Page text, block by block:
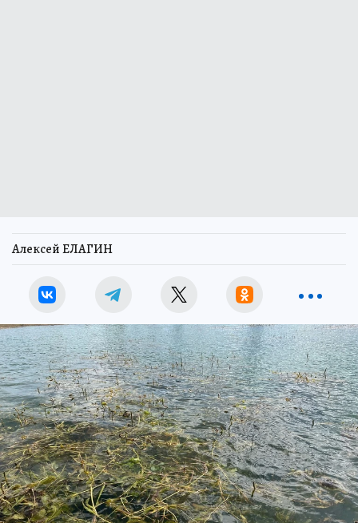
Алексей ЕЛАГИН